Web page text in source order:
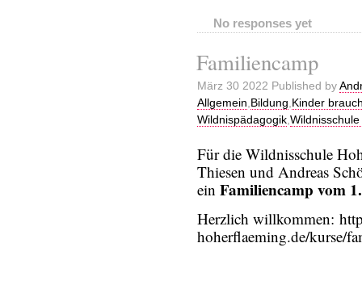
No responses yet
Familiencamp
März 30 2022 Published by
Allgemein Bildung Kinder
Wildnispädagogik,
Für die Wildnisschule
Thiesen und Andreas
ein Familiencamp vom
Herzlich willkommen:
hoherflaeming.de/kurse/